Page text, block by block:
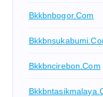
Bkkbnbogor.com
Bkkbncirebon.com